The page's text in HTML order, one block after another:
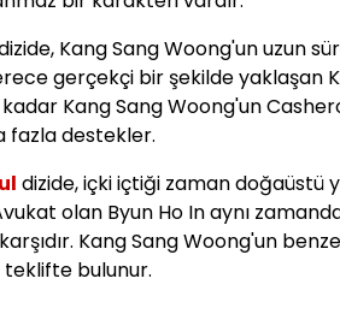
Kang Sang Woong'un uzun
gerçekçi bir şekilde yaklaşan
Kang Sang Woong'un
fazla destekler.
dizide, içki içtiği zaman doğaüstü
olan Byun Ho In aynı
Kang Sang Woong'un
bulunur.